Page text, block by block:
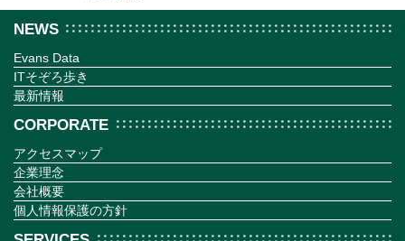
NEWS
Evans Data
ITそぞろ歩き
最新情報
CORPORATE
アクセスマップ
企業理念
会社概要
個人情報保護の方針